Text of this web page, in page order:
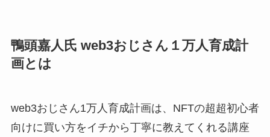
鴨頭嘉人氏 web3おじさん１万人育成計
画とは
web3おじさん1万人育成計画は、NFTの超超初心者
向けに買い方をイチから丁寧に教えてくれる講座